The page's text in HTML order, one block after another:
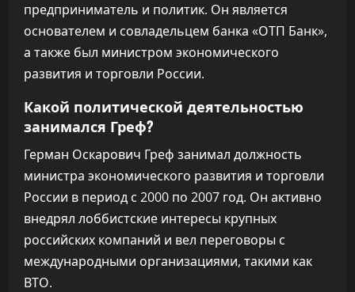
предприниматель и политик. Он является
основателем и совладельцем банка «ОТП Банк»,
а также был министром экономического
развития и торговли России.
Какой политической деятельностью
занимался Греф?
Герман Оскарович Греф занимал должность
министра экономического развития и торговли
России в период с 2000 по 2007 год. Он активно
внедрял лоббистские интересы крупных
российских компаний и вел переговоры с
международными организациями, такими как
ВТО.